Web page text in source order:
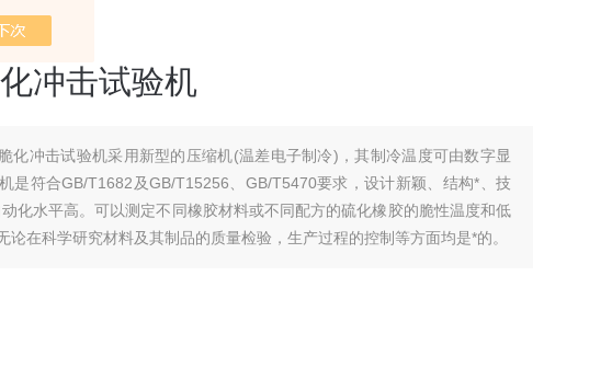
试验机
冲击试验机
化冲击试验机采用新型的压缩机(温差电子制冷)，其制冷温度可由数字显
是符合GB/T1682及GB/T15256、GB/T5470要求，设计新颖、结构*、技
化水平高。可以测定不同橡胶材料或不同配方的硫化橡胶的脆性温度和低
论在科学研究材料及其制品的质量检验，生产过程的控制等方面均是*的。